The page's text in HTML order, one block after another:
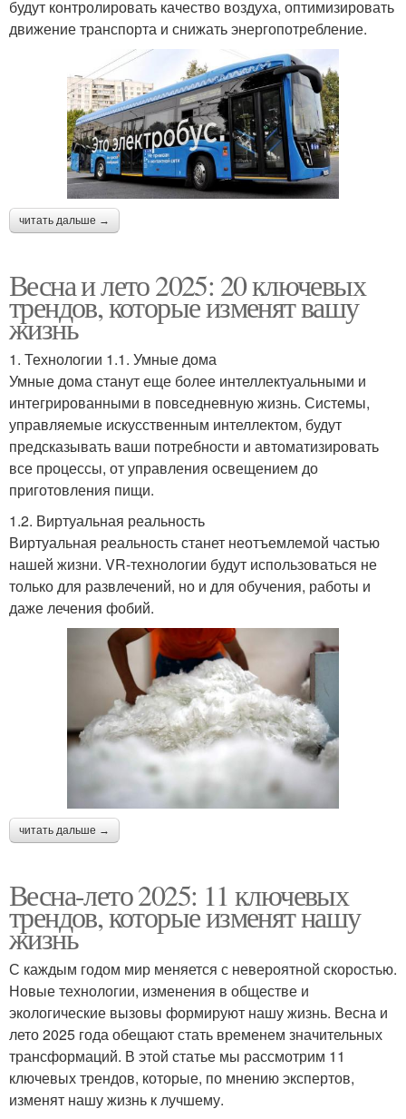
будут контролировать качество воздуха, оптимизировать
движение транспорта и снижать энергопотребление.
читать дальше →
Весна и лето 2025: 20 ключевых
трендов, которые изменят вашу
жизнь
1. Технологии 1.1. Умные дома
Умные дома станут еще более интеллектуальными и
интегрированными в повседневную жизнь. Системы,
управляемые искусственным интеллектом, будут
предсказывать ваши потребности и автоматизировать
все процессы, от управления освещением до
приготовления пищи.
1.2. Виртуальная реальность
Виртуальная реальность станет неотъемлемой частью
нашей жизни. VR-технологии будут использоваться не
только для развлечений, но и для обучения, работы и
даже лечения фобий.
читать дальше →
Весна-лето 2025: 11 ключевых
трендов, которые изменят нашу
жизнь
С каждым годом мир меняется с невероятной скоростью.
Новые технологии, изменения в обществе и
экологические вызовы формируют нашу жизнь. Весна и
лето 2025 года обещают стать временем значительных
трансформаций. В этой статье мы рассмотрим 11
ключевых трендов, которые, по мнению экспертов,
изменят нашу жизнь к лучшему.